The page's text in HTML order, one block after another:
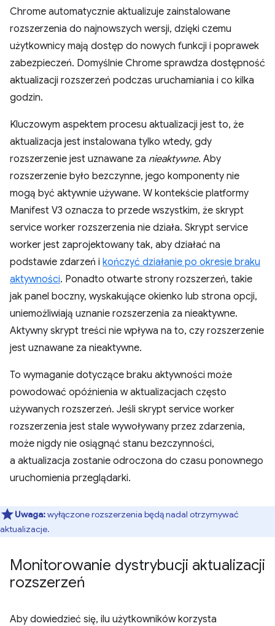
Chrome automatycznie aktualizuje zainstalowane
rozszerzenia do najnowszych wersji, dzięki czemu
użytkownicy mają dostęp do nowych funkcji i poprawek
zabezpieczeń. Domyślnie Chrome sprawdza dostępność
aktualizacji rozszerzeń podczas uruchamiania i co kilka
godzin.
Kluczowym aspektem procesu aktualizacji jest to, że
aktualizacja jest instalowana tylko wtedy, gdy
rozszerzenie jest uznawane za nieaktywne. Aby
rozszerzenie było bezczynne, jego komponenty nie
mogą być aktywnie używane. W kontekście platformy
Manifest V3 oznacza to przede wszystkim, że skrypt
service worker rozszerzenia nie działa. Skrypt service
worker jest zaprojektowany tak, aby działać na
podstawie zdarzeń i kończyć działanie po okresie braku
aktywności. Ponadto otwarte strony rozszerzeń, takie
jak panel boczny, wyskakujące okienko lub strona opcji,
uniemożliwiają uznanie rozszerzenia za nieaktywne.
Aktywny skrypt treści nie wpływa na to, czy rozszerzenie
jest uznawane za nieaktywne.
To wymaganie dotyczące braku aktywności może
powodować opóźnienia w aktualizacjach często
używanych rozszerzeń. Jeśli skrypt service worker
rozszerzenia jest stale wywoływany przez zdarzenia,
może nigdy nie osiągnąć stanu bezczynności,
a aktualizacja zostanie odroczona do czasu ponownego
uruchomienia przeglądarki.
Uwaga:wyłączone rozszerzenia będą nadal otrzymywać
aktualizacje.
Monitorowanie dystrybucji aktualizacji
rozszerzeń
Aby dowiedzieć się, ilu użytkowników korzysta